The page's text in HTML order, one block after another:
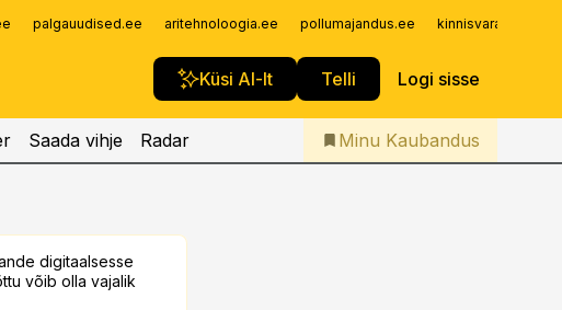
palgauudised.ee aritehnoloogia.ee pollumajandus.ee
Küsi AI-lt Telli Logi sisse
Iseteenindus
Telli Kaubandus
Saada vihje Radar Minu Kaubandus
digitaalsesse
võib olla vajalik